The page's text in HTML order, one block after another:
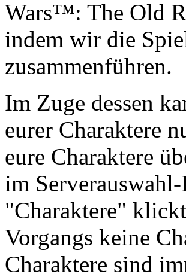
Wars™: The Old
indem wir die
zusammenführen.
Im Zuge dessen
eurer Charaktere
eure Charaktere
im
"Charaktere"
Vorgangs keine
Charaktere sind